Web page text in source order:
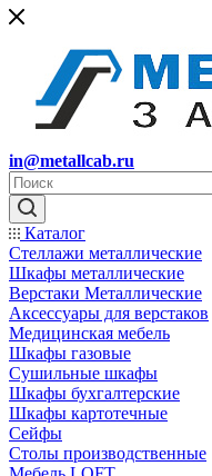
in@metallcab.ru
Каталог
Стеллажи металлические
Шкафы металлические
Верстаки Металлические
Аксессуары для верстаков
Медицинская мебель
Шкафы газовые
Сушильные шкафы
Шкафы бухгалтерские
Шкафы картотечные
Сейфы
Столы производственные